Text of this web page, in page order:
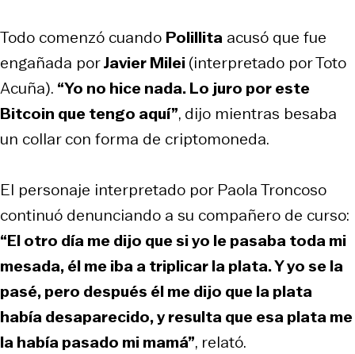
Todo comenzó cuando Polillita acusó que fue
engañada porJavier Milei(interpretado por Toto
Acuña). “Yo no hice nada. Lo juro por este
Bitcoin que tengo aquí”, dijo mientras besaba
un collar con forma de criptomoneda.
El personaje interpretado por Paola Troncoso
continuó denunciando a su compañero de curso:
“El otro día me dijo que si yo le pasaba toda mi
mesada, él me iba a triplicar la plata. Y yo se la
pasé, pero después él me dijo que la plata
había desaparecido, y resulta que esa plata me
la había pasado mi mamá”, relató.